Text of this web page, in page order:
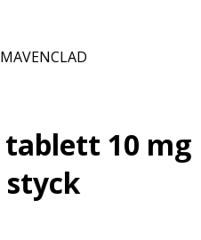
MAVENCLAD
tablett 10 mg
styck